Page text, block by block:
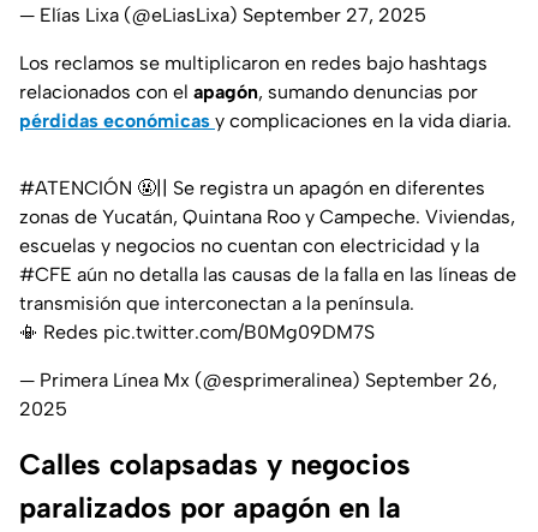
— Elías Lixa (@eLiasLixa) September 27, 2025
Los reclamos se multiplicaron en redes bajo hashtags
relacionados con el apagón, sumando denuncias por
pérdidas económicas y complicaciones en la vida diaria.
#ATENCIÓN 🤬|| Se registra un apagón en diferentes
zonas de Yucatán, Quintana Roo y Campeche. Viviendas,
escuelas y negocios no cuentan con electricidad y la
#CFE aún no detalla las causas de la falla en las líneas de
transmisión que interconectan a la península.
📳 Redes pic.twitter.com/B0Mg09DM7S
— Primera Línea Mx (@esprimeralinea) September 26,
2025
Calles colapsadas y negocios
paralizados por apagón en la